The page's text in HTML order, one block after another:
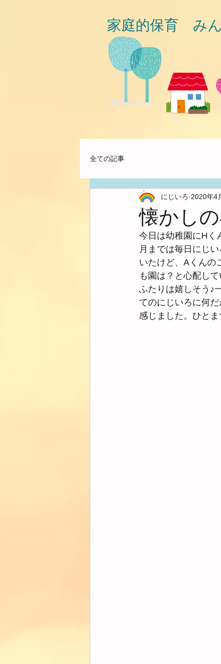
家庭的保育 み
全ての記事
懐かし
にじいろ 2020年4
今日は幼稚園にHく
月までは毎日にじ
いたけど、Aくんの
も園は？と心配し
ふたりは嬉しそう♪
てのにじいろに何
感じました。ひと